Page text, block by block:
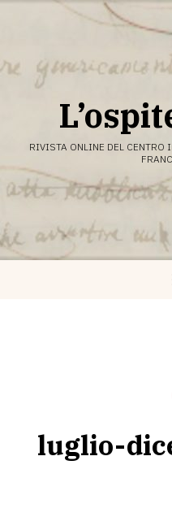
RIVISTA ONLINE DEL CENTRO
luglio-